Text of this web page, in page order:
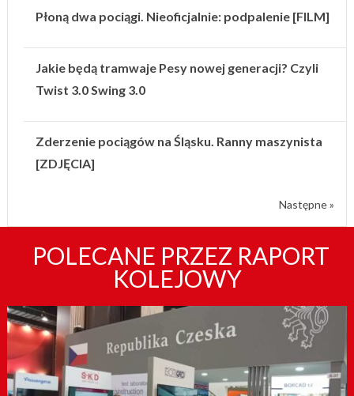
Płoną dwa pociągi. Nieoficjalnie: podpalenie [FILM]
Jakie będą tramwaje Pesy nowej generacji? Czyli
Twist 3.0 Swing 3.0
Zderzenie pociągów na Śląsku. Ranny maszynista
[ZDJĘCIA]
Następne »
POLECANE PRZEZ RAPORT
KOLEJOWY